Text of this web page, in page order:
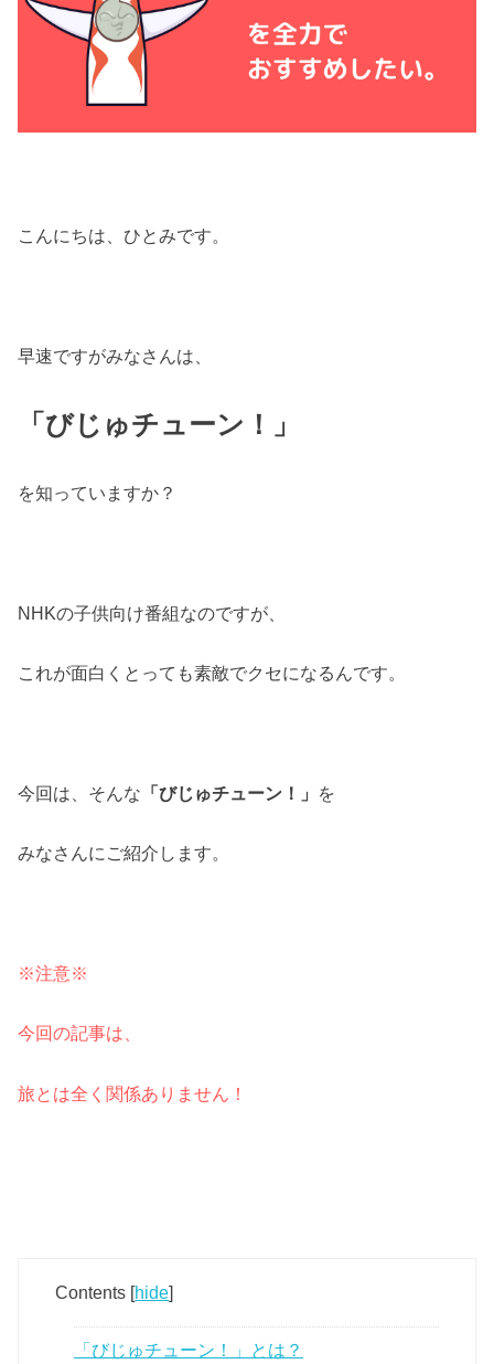
こんにちは、ひとみです。
早速ですがみなさんは、
「びじゅチューン！」
を知っていますか？
NHKの子供向け番組なのですが、
これが面白くとっても素敵でクセになるんです。
今回は、そんな 「びじゅチューン！」 を
みなさんにご紹介します。
※注意※
今回の記事は、
旅とは全く関係ありません！
Contents [hide]
「びじゅチューン！」とは？